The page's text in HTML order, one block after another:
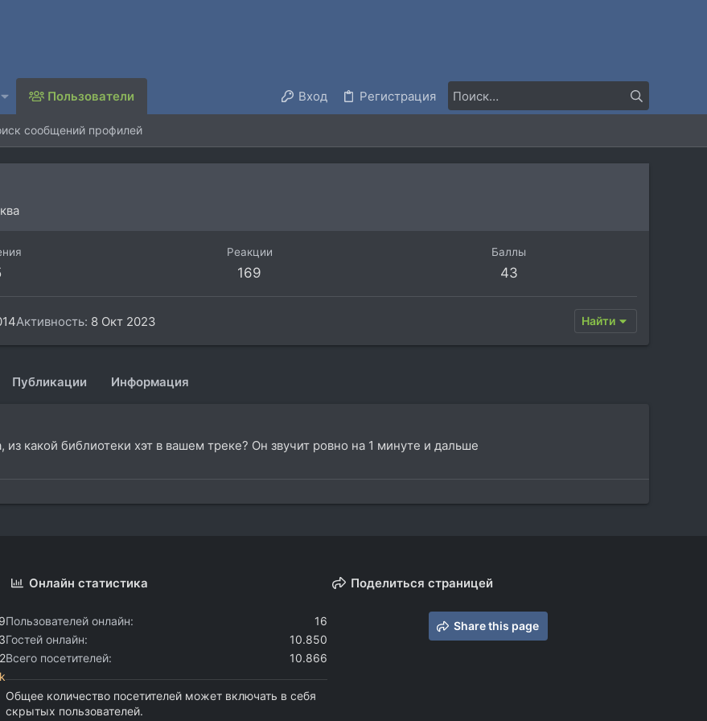
Пользователи Вход Регистрация
сообщений профилей
Реакции
169
Баллы
43
Активность 8 Окт 2023 Найти
Публикации Информация
какой библиотеки хэт в вашем треке? Он звучит ровно на 1 минуте и дальше
Онлайн статистика
Пользователей онлайн
16
Гостей онлайн
10.850
Всего посетителей
10.866
Общее количество посетителей может включать в себя
скрытых пользователей.
Поделиться страницей
Share this page